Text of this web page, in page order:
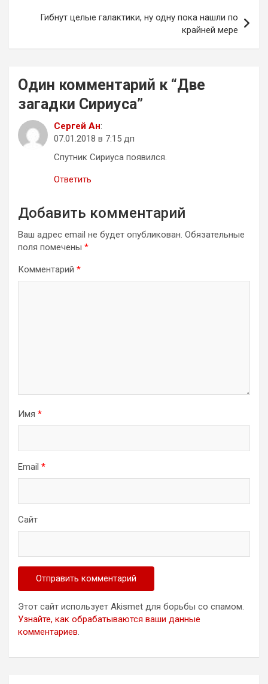
записямГибнут целые галактики, ну одну пока нашли по
крайней мере
Один комментарий к “Две
загадки Сириуса”
Сергей Ан:
07.01.2018 в 7:15 дп
Спутник Сириуса появился.
Ответить
Добавить комментарий
Ваш адрес email не будет опубликован. Обязательные
поля помечены *
Комментарий *
Имя *
Email *
Сайт
Этот сайт использует Akismet для борьбы со спамом.
Узнайте, как обрабатываются ваши данные
комментариев.